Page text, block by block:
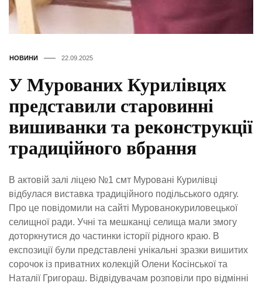
НОВИНИ 22.09.2025
У Мурованих Курилівцях
представили старовинні
вишиванки та реконструкції
традиційного вбрання
В актовій залі ліцею №1 смт Муровані Курилівці
відбулася виставка традиційного подільського одягу.
Про це повідомили на сайті Мурованокуриловецької
селищної ради. Учні та мешканці селища мали змогу
доторкнутися до частинки історії рідного краю. В
експозиції були представлені унікальні зразки вишитих
сорочок із приватних колекцій Олени Косінської та
Наталії Григораш. Відвідувачам розповіли про відмінні